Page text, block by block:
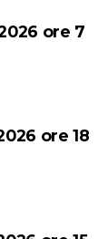
ore 7
ore 18